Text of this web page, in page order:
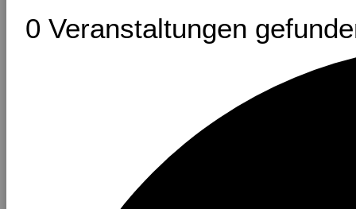
0 Veranstaltungen